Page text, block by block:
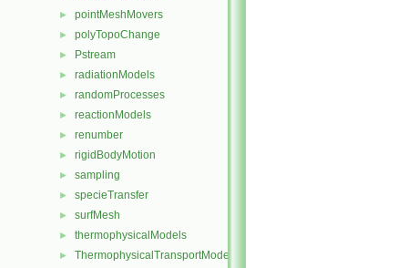
► pointMeshMovers
► polyTopoChange
► Pstream
► radiationModels
► randomProcesses
► reactionModels
► renumber
► rigidBodyMotion
► sampling
► specieTransfer
► surfMesh
► thermophysicalModels
► ThermophysicalTransportModels